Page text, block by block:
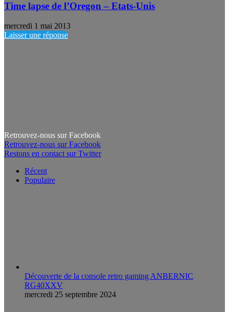
Time lapse de l’Oregon – Etats-Unis
mercredi 1 mai 2013
Laisser une réponse
Retrouvez-nous sur Facebook
Retrouvez-nous sur Facebook
Restons en contact sur Twitter
Récent
Populaire
Découverte de la console retro gaming ANBERNIC
RG40XXV
mercredi 25 septembre 2024